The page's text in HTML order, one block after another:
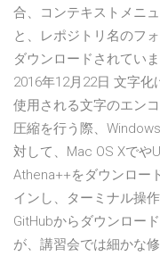
合、コンテキストメニ
と、レポジトリ名のフ
ダウンロードされてい
2016年12月22日 文字
使用される文字のエン
圧縮を行う際、
対して、Mac OS Xでや
Athena++をダウンロー
インし、ターミナル操
GitHubからダウンロー
が、講習会では細かな